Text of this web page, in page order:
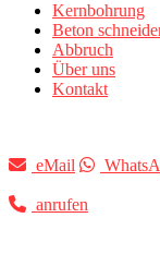
Kernbohrung
Beton
Abbruch
Über uns
Kontakt
eMail
anrufen